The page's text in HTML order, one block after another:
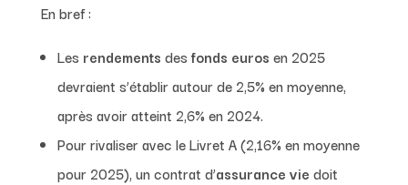
En bref :
Les rendements des fonds euros en 2025
devraient s’établir autour de 2,5% en moyenne,
après avoir atteint 2,6% en 2024.
Pour rivaliser avec le Livret A (2,16% en moyenne
pour 2025), un contrat d’assurance vie doit